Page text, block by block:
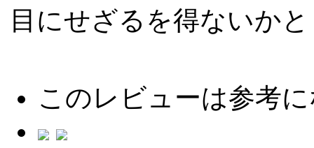
目にせざるを得ないかと
このレビューは参考